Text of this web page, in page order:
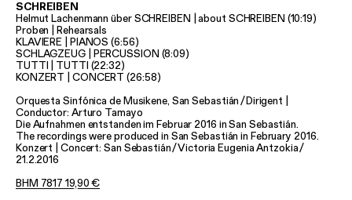
SCHREIBEN
Helmut Lachenmann über SCHREIBEN | about SCHREIBEN (10:19)
Proben | Rehearsals
KLAVIERE | PIANOS (6:56)
SCHLAGZEUG | PERCUSSION (8:09)
TUTTI | TUTTI (22:32)
KONZERT | CONCERT (26:58)
Orquesta Sinfónica de Musikene, San Sebastián / Dirigent |
Conductor: Arturo Tamayo
Die Aufnahmen entstanden im Februar 2016 in San Sebastián.
The recordings were produced in San Sebastián in February 2016.
Konzert | Concert: San Sebastián/Victoria Eugenia Antzokia/
21.2.2016
BHM 7817 19,90 €